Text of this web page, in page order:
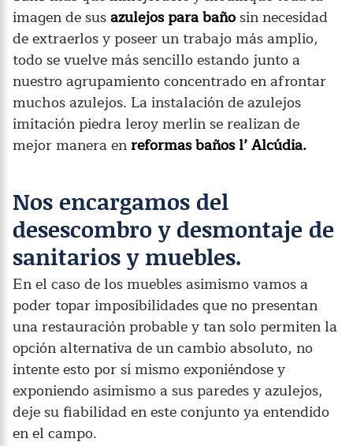
imagen de susazulejos para bañosin necesidad
de extraerlos y poseer un trabajo más amplio,
todo se vuelve más sencillo estando junto a
nuestro agrupamiento concentrado en afrontar
muchos azulejos. La instalación de azulejos
imitación piedra leroy merlin se realizan de
mejor manera enreformas baños l’ Alcúdia.
Nos encargamos del
desescombro y desmontaje de
sanitarios y muebles.
En el caso de los muebles asimismo vamos a
poder topar imposibilidades que no presentan
una restauración probable y tan solo permiten la
opción alternativa de un cambio absoluto, no
intente esto por sí mismo exponiéndose y
exponiendo asimismo a sus paredes y azulejos,
deje su fiabilidad en este conjunto ya entendido
en el campo.